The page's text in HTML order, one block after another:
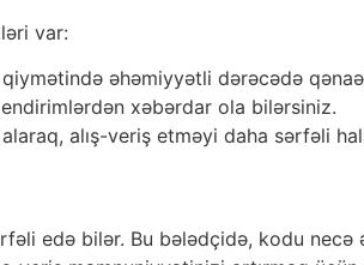
var:
əhəmiyyətli dərəcədə
xəbərdar ola bilərsiniz.
alış-veriş etməyi daha sərfəli
edə bilər. Bu bələdçidə, kodu